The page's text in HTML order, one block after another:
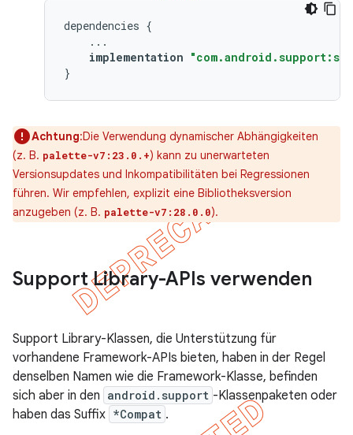
dependencies {
...
implementation
}
Achtung:Die Verwendung dynamischer Abhängigkeiten
(z. B. palette-v7:23.0.+) kann zu unerwarteten
Versionsupdates und Inkompatibilitäten bei Regressionen
führen. Wir empfehlen, explizit eine Bibliotheksversion
anzugeben (z. B. palette-v7:28.0.0).
Support Library-APIs verwenden
Support Library-Klassen, die Unterstützung für
vorhandene Framework-APIs bieten, haben in der Regel
denselben Namen wie die Framework-Klasse, befinden
sich aber in den android.support -Klassenpaketen oder
haben das Suffix *Compat .